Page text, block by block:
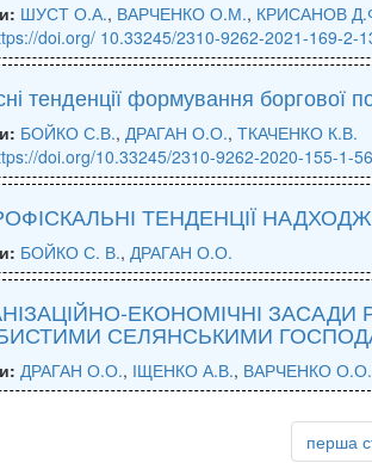
ШУСТ О.А., ВАРЧЕНКО О.М., КРИСАНОВ
doi.org/ 10.33245/2310-9262-2021-169-2-
тенденції формування боргової
БОЙКО С.В., ДРАГАН О.О., ТКАЧЕНКО К.В.
doi.org/10.33245/2310-9262-2020-155-1-
ТЕНДЕНЦІЇ
БОЙКО С. В., ДРАГАН О.О.
ЕКОНОМІЧНІ ЗАСАДИ
СЕЛЯНСЬКИМИ
ДРАГАН О.О., ІЩЕНКО А.В., ВАРЧЕНКО О.О.
перша